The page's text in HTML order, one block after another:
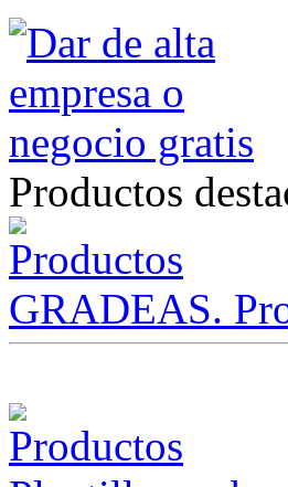
Productos
GRADEAS.